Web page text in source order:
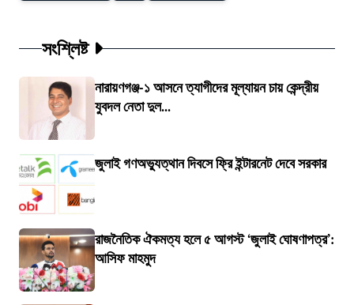
সংশ্লিষ্ট
নারায়ণগঞ্জ-১ আসনে ত্যাগীদের মূল্যায়ন চায় কেন্দ্রীয়
যুবদল নেতা দুল...
জুলাই গণঅভ্যুত্থান দিবসে ফ্রি ইন্টারনেট দেবে সরকার
রাজনৈতিক ঐকমত্য হলে ৫ আগস্ট ‘জুলাই ঘোষণাপত্র’:
আসিফ মাহমুদ